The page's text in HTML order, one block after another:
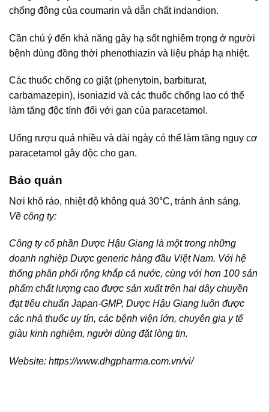
chống đông của coumarin và dẫn chất indandion.
Cần chú ý đến khả năng gây hạ sốt nghiêm trọng ở người
bệnh dùng đồng thời phenothiazin và liệu pháp hạ nhiệt.
Các thuốc chống co giật (phenytoin, barbiturat,
carbamazepin), isoniazid và các thuốc chống lao có thể
làm tăng độc tính đối với gan của paracetamol.
Uống rượu quá nhiều và dài ngày có thể làm tăng nguy cơ
paracetamol gây độc cho gan.
Bảo quản
Nơi khô ráo, nhiệt độ không quá 30°C, tránh ánh sáng.
Về công ty:
Công ty cổ phần Dược Hậu Giang là một trong những
doanh nghiệp Dược generic hàng đầu Việt Nam. Với hệ
thống phân phối rộng khắp cả nước, cùng với hơn 100 sản
phẩm chất lượng cao được sản xuất trên hai dây chuyền
đạt tiêu chuẩn Japan-GMP, Dược Hậu Giang luôn được
các nhà thuốc uy tín, các bệnh viện lớn, chuyên gia y tế
giàu kinh nghiệm, người dùng đặt lòng tin.
Website: https://www.dhgpharma.com.vn/vi/